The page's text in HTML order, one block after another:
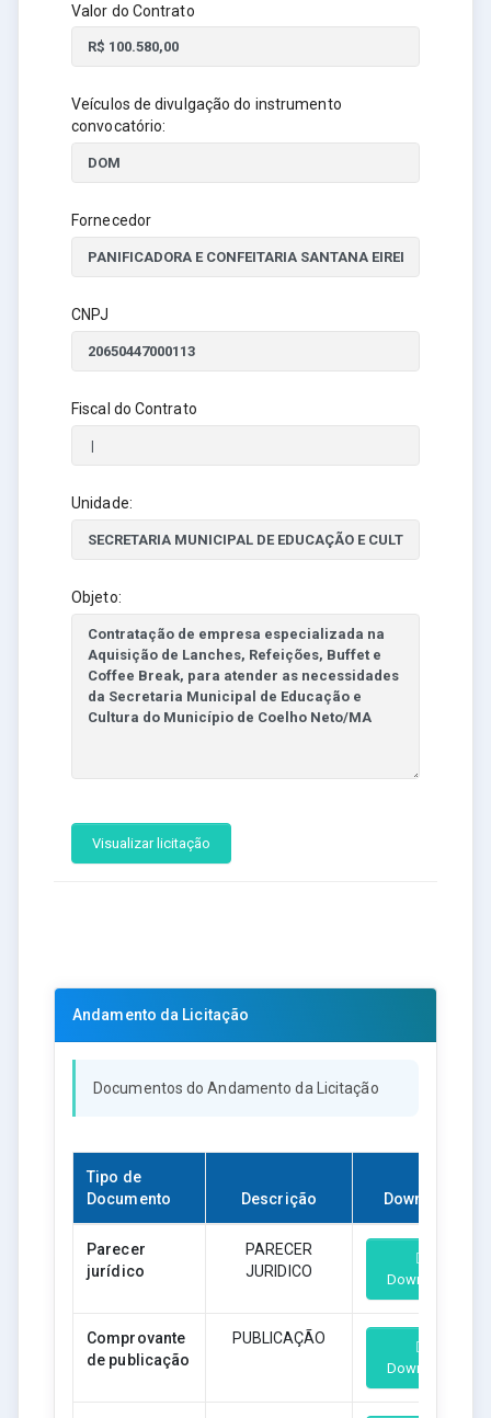
Valor do Contrato
Veículos de divulgação do instrumento
convocatório:
Fornecedor
CNPJ
Fiscal do Contrato
Unidade:
Objeto:
Visualizar licitação
Andamento da Licitação
Documentos do Andamento da Licitação
Tipo de
Documento
Descrição Download
Parecer
jurídico
PARECER
JURIDICO
Download
Comprovante
de publicação
PUBLICAÇÃO
Download